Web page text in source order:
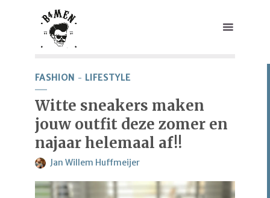
FASHION LIFESTYLE
Witte sneakers maken
jouw outfit deze zomer en
najaar helemaal af!!
Jan Willem Huffmeijer